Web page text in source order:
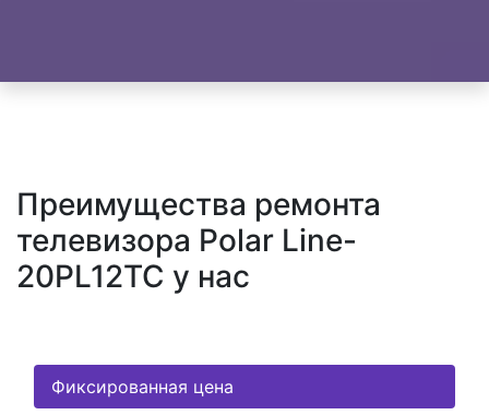
Преимущества ремонта
телевизора Polar Line-
20PL12TC у нас
Фиксированная цена